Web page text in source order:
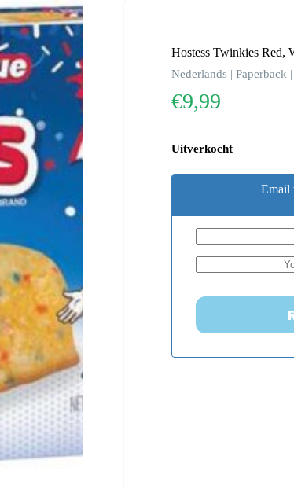
Hostess Twinkies Red,
Nederlands | Paperback
€9,99
Uitverkocht
Email